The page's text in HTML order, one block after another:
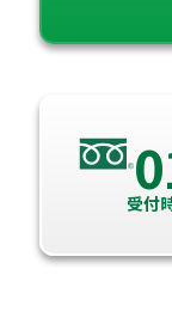
受付